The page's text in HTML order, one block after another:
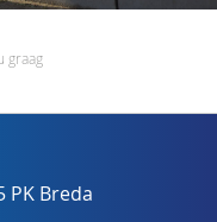
graag
PK Breda